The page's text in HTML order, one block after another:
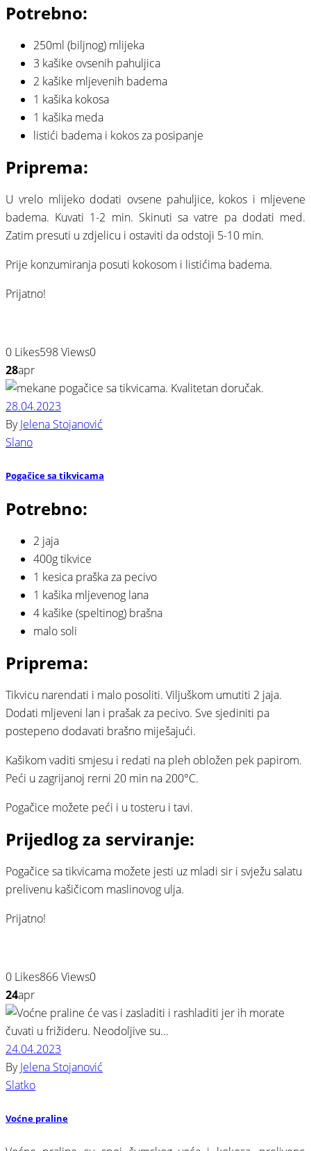
Potrebno:
250ml (biljnog) mlijeka
3 kašike ovsenih pahuljica
2 kašike mljevenih badema
1 kašika kokosa
1 kašika meda
listići badema i kokos za posipanje
Priprema:
U vrelo mlijeko dodati ovsene pahuljice, kokos i mljevene
badema. Kuvati 1-2 min. Skinuti sa vatre pa dodati med.
Zatim presuti u zdjelicu i ostaviti da odstoji 5-10 min.
Prije konzumiranja posuti kokosom i listićima badema.
Prijatno!
0 Likes598Views0
28apr
28.04.2023
ByJelena Stojanović
Slano
Pogačice sa tikvicama
Potrebno:
2 jaja
400g tikvice
1 kesica praška za pecivo
1 kašika mljevenog lana
4 kašike (speltinog) brašna
malo soli
Priprema:
Tikvicu narendati i malo posoliti. Viljuškom umutiti 2 jaja.
Dodati mljeveni lan i prašak za pecivo. Sve sjediniti pa
postepeno dodavati brašno miješajući.
Kašikom vaditi smjesu i redati na pleh obložen pek papirom.
Peći u zagrijanoj rerni 20 min na 200°C.
Pogačice možete peći i u tosteru i tavi.
Prijedlog za serviranje:
Pogačice sa tikvicama možete jesti uz mladi sir i svježu salatu
prelivenu kašičicom maslinovog ulja.
Prijatno!
0 Likes866Views0
24apr
24.04.2023
ByJelena Stojanović
Slatko
Voćne praline